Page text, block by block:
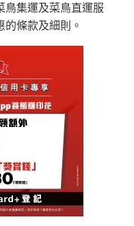
鳥集運及菜鳥直運服
的條款及細則。